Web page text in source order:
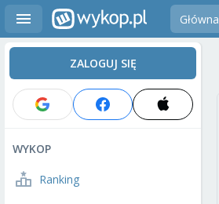
Główna
ZALOGUJ SIĘ
WYKOP
Ranking